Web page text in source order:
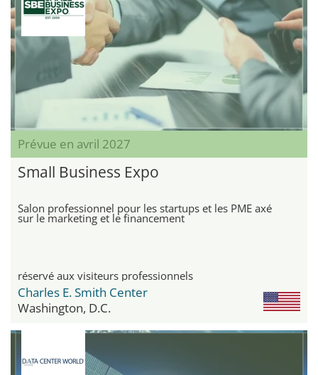
Prévue en avril 2027
Small Business Expo
Salon professionnel pour les startups et les PME axé
sur le marketing et le financement
réservé aux visiteurs professionnels
Charles E. Smith Center
Washington, D.C.